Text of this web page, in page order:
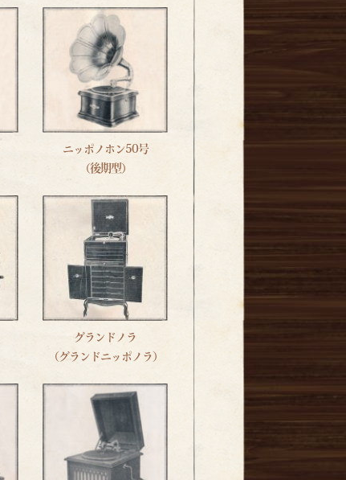
ニッポノホン50号
（後期型）
グランドノラ
（グランドニッポノラ）